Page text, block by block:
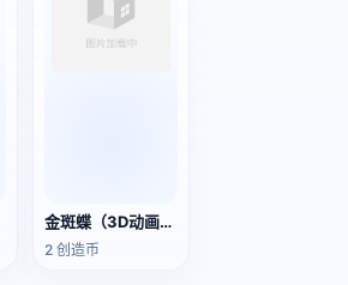
金斑蝶（3D动画模型）
2 创造币